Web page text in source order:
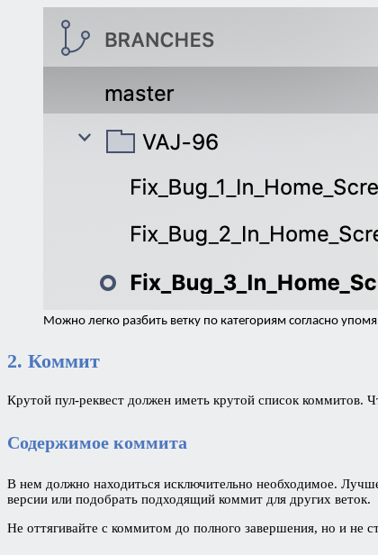
Можно легко разбить ветку по категориям согласно
2. Коммит
Крутой пул-реквест должен иметь крутой список коммитов.
Содержимое коммита
В нем должно находиться исключительно необходимое.
версии или подобрать подходящий коммит для других веток.
Не оттягивайте с коммитом до полного завершения, но и не